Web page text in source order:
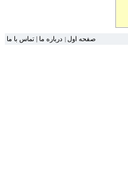
صفحه اول درباره ما تماس با ما